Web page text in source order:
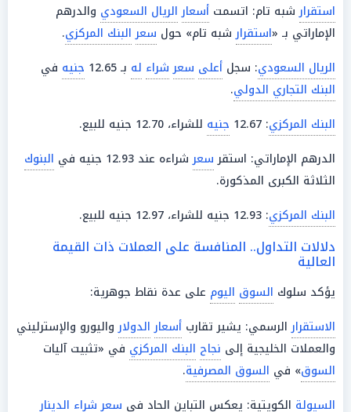
استقرارشبه تام: اتسمت أسعار الريال السعودي والدرهم
الإماراتي بـ «استقرارشبه تام» حول سعر البنك المركزي.
الريال السعودي: سجل أعلى سعر شراء له بـ 12.65 جنيه في
البنك التجاري الدولي.
البنك المركزي: 12.67 جنيه للشراء، 12.70 جنيه للبيع.
الدرهم الإماراتي: استقرسعرشراءه عند 12.93 جنيه في
البنوك
الثلاثة الكبرى المذكورة.
البنك المركزي: 12.93 جنيه للشراء، 12.97 جنيه للبيع.
دلالات التداول.. المنافسة على العملات ذات القيمة
العالية
يؤكد سلوك السوق اليوم على عدة نقاط جوهرية:
الاستقرارالرسمي: يشير تقارب أسعار الدولارواليورو والإسترليني
والعملات الخليجية إلى نجاح البنك المركزي في «تثبيت آليات
السوق» في السوق المصرفية.
السيولة الكويتية: يعكس التباين الحاد في سعر شراء الدينار